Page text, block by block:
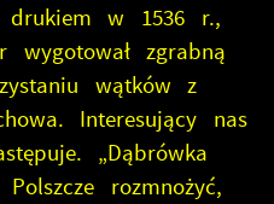
drukiem w 1536 r.,
wygotował zgrabną
wątków z
Interesujący nas
„Dąbrówka
rozmnożyć,